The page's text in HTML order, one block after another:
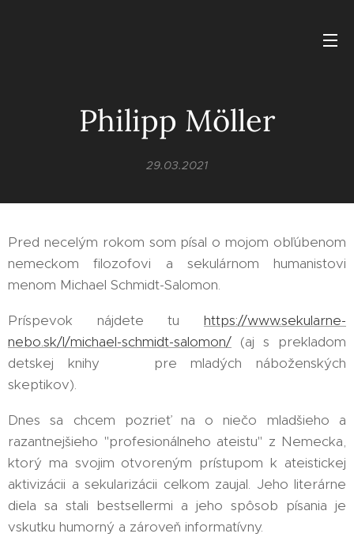
Philipp Möller
29.03.2021
Pred necelým rokom som písal o mojom obľúbenom
nemeckom filozofovi a sekulárnom humanistovi
menom Michael Schmidt-Salomon.
Príspevok nájdete tu https://www.sekularne-
nebo.sk/l/michael-schmidt-salomon/ (aj s prekladom
detskej knihy 📙 pre mladých náboženských
skeptikov).
Dnes sa chcem pozrieť na o niečo mladšieho a
razantnejšieho "profesionálneho ateistu" z Nemecka,
ktorý ma svojim otvoreným prístupom k ateistickej
aktivizácii a sekularizácii celkom zaujal. Jeho literárne
diela sa stali bestsellermi a jeho spôsob písania je
vskutku humorný a zároveň informatívny.